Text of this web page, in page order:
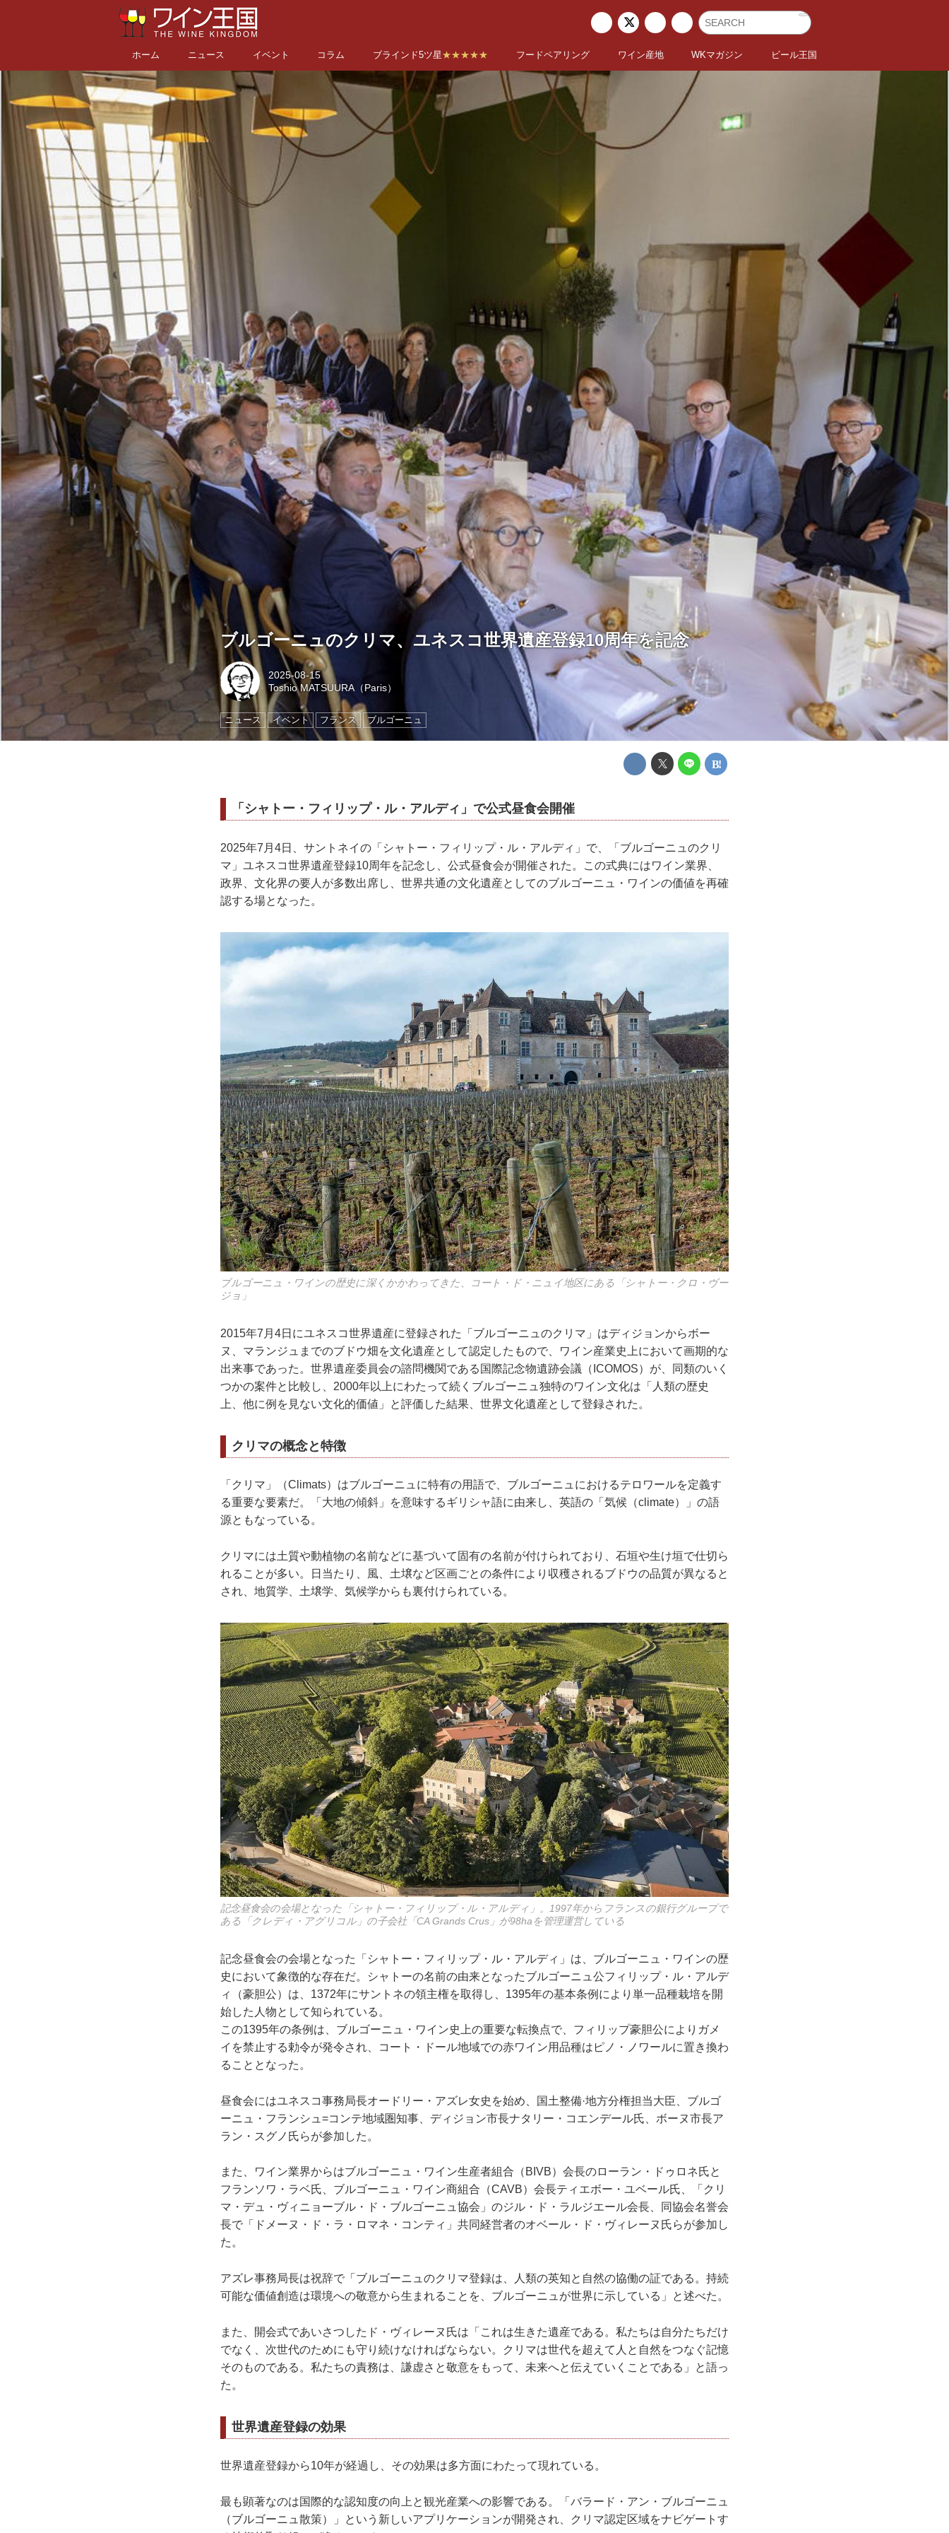
ホーム ニュース イベント コラム ブラインド5ツ星★★★★★ フードペアリング ワイン産地 WKマガジン ビール王国
ブルゴーニュのクリマ、ユネスコ世界遺産登録10周年を記念
2025-08-15
Toshio MATSUURA（Paris）
ニュース イベント フランス ブルゴーニュ
「シャトー・フィリップ・ル・アルディ」で公式昼⻝会開催
2025年7⽉4⽇、サントネイの「シャトー・フィリップ・ル・アルディ」で、「ブルゴーニュのクリ
マ」ユネスコ世界遺産登録10周年を記念し、公式昼⻝会が開催された。この式典にはワイン業界、
政界、⽂化界の要⼈が多数出席し、世界共通の⽂化遺産としてのブルゴーニュ・ワインの価値を再確
認する場となった。
ブルゴーニュ・ワインの歴史に深くかかわってきた、コート・ド・ニュイ地区にある「シャトー・クロ・ヴー
ジョ」
2015年7⽉4⽇にユネスコ世界遺産に登録された「ブルゴーニュのクリマ」はディジョンからボー
ヌ、マランジュまでのブドウ畑を⽂化遺産として認定したもので、ワイン産業史上において画期的な
出来事であった。世界遺産委員会の諮問機関である国際記念物遺跡会議（ICOMOS）が、同類のいく
つかの案件と比較し、2000年以上にわたって続くブルゴーニュ独特のワイン⽂化は「⼈類の歴史
上、他に例を⾒ない⽂化的価値」と評価した結果、世界⽂化遺産として登録された。
クリマの概念と特徴
「クリマ」（Climats）はブルゴーニュに特有の⽤語で、ブルゴーニュにおけるテロワールを定義す
る重要な要素だ。「⼤地の傾斜」を意味するギリシャ語に由来し、英語の「気候（climate）」の語
源ともなっている。
クリマには⼟質や動植物の名前などに基づいて固有の名前が付けられており、⽯垣や⽣け垣で仕切ら
れることが多い。⽇当たり、⾵、⼟壌など区画ごとの条件により収穫されるブドウの品質が異なると
され、地質学、⼟壌学、気候学からも裏付けられている。
記念昼⻝会の会場となった「シャトー・フィリップ・ル・アルディ」。1997年からフランスの銀行グループで
ある「クレディ・アグリコル」の子会社「CA Grands Crus」が98haを管理運営している
記念昼⻝会の会場となった「シャトー・フィリップ・ル・アルディ」は、ブルゴーニュ・ワインの歴
史において象徴的な存在だ。シャトーの名前の由来となったブルゴーニュ公フィリップ・ル・アルデ
ィ（豪胆公）は、1372年にサントネの領主権を取得し、1395年の基本条例により単⼀品種栽培を開
始した⼈物として知られている。
この1395年の条例は、ブルゴーニュ・ワイン史上の重要な転換点で、フィリップ豪胆公によりガメ
イを禁⽌する勅令が発令され、コート・ドール地域での⾚ワイン⽤品種はピノ・ノワールに置き換わ
ることとなった。
昼⻝会にはユネスコ事務局⻑オードリー・アズレ⼥史を始め、国⼟整備·地⽅分権担当⼤⾂、ブルゴ
ーニュ・フランシュ=コンテ地域圏知事、ディジョン市⻑ナタリー・コエンデール⽒、ボーヌ市⻑ア
ラン・スグノ⽒らが参加した。
また、ワイン業界からはブルゴーニュ・ワイン⽣産者組合（BIVB）会⻑のローラン・ドゥロネ⽒と
フランソワ・ラベ⽒、ブルゴーニュ・ワイン商組合（CAVB）会⻑ティエボー・ユベール⽒、「クリ
マ・デュ・ヴィニョーブル・ド・ブルゴーニュ協会」のジル・ド・ラルジエール会長、同協会名誉会
⻑で「ドメーヌ・ド・ラ・ロマネ・コンティ」共同経営者のオベール・ド・ヴィレーヌ⽒らが参加し
た。
アズレ事務局⻑は祝辞で「ブルゴーニュのクリマ登録は、⼈類の英知と⾃然の協働の証である。持続
可能な価値創造は環境への敬意から⽣まれることを、ブルゴーニュが世界に⽰している」と述べた。
また、開会式であいさつしたド・ヴィレーヌ⽒は「これは⽣きた遺産である。私たちは⾃分たちだけ
でなく、次世代のためにも守り続けなければならない。クリマは世代を超えて⼈と⾃然をつなぐ記憶
そのものである。私たちの責務は、謙虚さと敬意をもって、未来へと伝えていくことである」と語っ
た。
世界遺産登録の効果
世界遺産登録から10年が経過し、その効果は多⽅⾯にわたって現れている。
最も顕著なのは国際的な認知度の向上と観光産業への影響である。「バラード・アン・ブルゴーニュ
（ブルゴーニュ散策）」という新しいアプリケーションが開発され、クリマ認定区域をナビゲートす